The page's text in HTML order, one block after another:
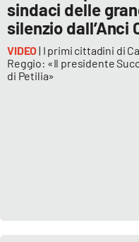
Lacitymag.it
Lacapitalenews.it
sindaci delle
silenzio dall’Anci
VIDEO| I primi cittadini di
Reggio: «Il presidente
di Petilia»